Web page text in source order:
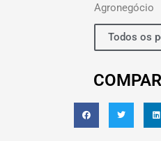
Agronegócio
Todos os